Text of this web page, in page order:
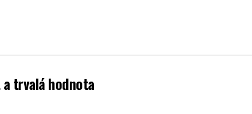
trvalá hodnota